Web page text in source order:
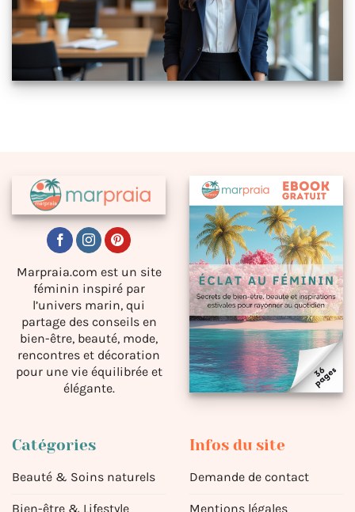
Marpraia.com est un site
féminin inspiré par
l’univers marin, qui
partage des conseils en
bien-être, beauté, mode,
rencontres et décoration
pour une vie équilibrée et
élégante.
Catégories
Beauté & Soins naturels
Bien-être & Lifestyle
Infos du site
Demande de contact
Mentions légales